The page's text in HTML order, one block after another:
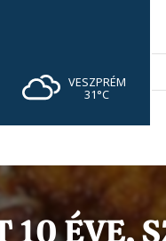
VESZPRÉM
31°C